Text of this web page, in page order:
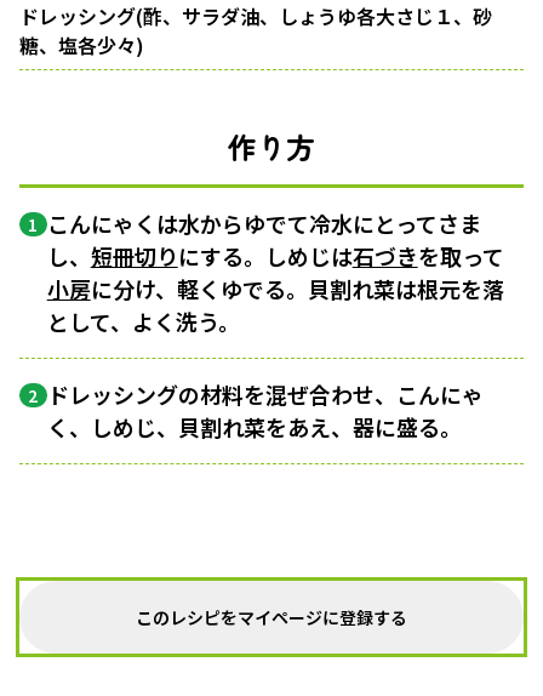
ドレッシング(酢、サラダ油、しょうゆ各大さじ１、砂
糖、塩各少々)
作り方
1 こんにゃくは水からゆでて冷水にとってさま
し、 短冊切りにする。しめじは石づきを取って
小房に分け、軽くゆでる。貝割れ菜は根元を落
として、よく洗う。
2 ドレッシングの材料を混ぜ合わせ、こんにゃ
く、しめじ、貝割れ菜をあえ、器に盛る。
このレシピをマイページに登録する